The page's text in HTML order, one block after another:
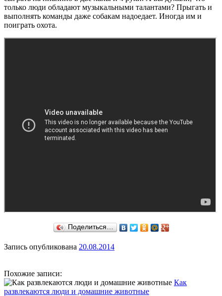
только люди обладают музыкальными талантами? Прыгать и
выполнять команды даже собакам надоедает. Иногда им и
поиграть охота.
Поделиться…
Запись опубликована 20.08.2014
Похожие записи:
Как
развлекаются люди и домашние животные